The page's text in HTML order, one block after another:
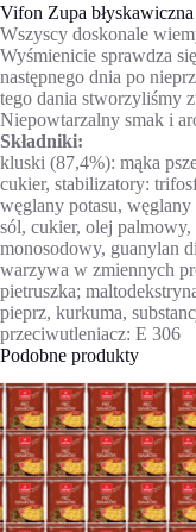
Vifon Zupa
Wszyscy doskonale
Wyśmienicie sprawdza
następnego dnia po
tego dania stworzyliśmy
Niepowtarzalny smak i
Składniki:
kluski (87,4%): mąka
cukier, stabilizatory:
węglany potasu,
sól, cukier, olej
monosodowy, guanylan
warzywa w zmiennych
pietruszka;
pieprz, kurkuma,
przeciwutleniacz: E 306
Podobne produkty
WYPRZEDAŻ